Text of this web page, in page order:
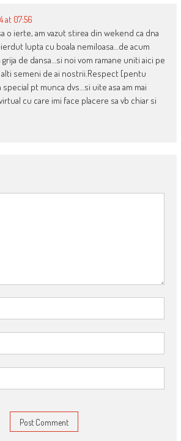
at 07:56
o ierte, am vazut stirea din wekend ca dna
lupta cu boala nemiloasa…de acum
de dansa…si noi vom ramane uniti aici pe
semeni de ai nostrii.Respect [pentu
pt munca dvs…si uite asa am mai
cu care imi face placere sa vb chiar si